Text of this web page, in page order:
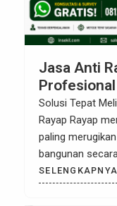
Jasa Anti
Rumah,
Solusi Tepat
Rayap Rayap
paling
bangunan
kusen pintu,
SELENGKAPNYA